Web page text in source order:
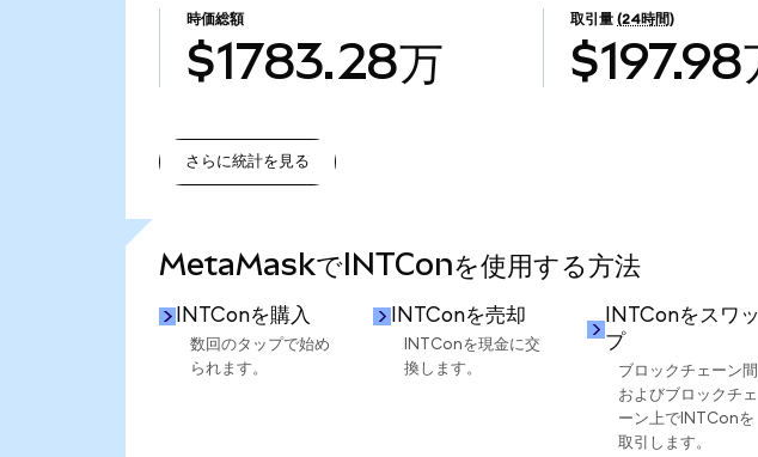
時価総額
$1783.28万
取引量 (24時間)
$197.98
さらに統計を見る
MetaMaskでINTConを使用する方法
INTConを購入
数回のタップで始め
られます。
INTConを売却
INTConを現金に交
換します。
INTConをスワッ
プ
ブロックチェーン間
およびブロックチェ
ーン上でINTConを
取引します。